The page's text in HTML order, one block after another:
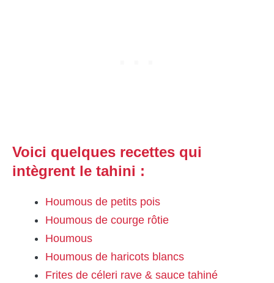
Voici quelques recettes qui
intègrent le tahini :
Houmous de petits pois
Houmous de courge rôtie
Houmous
Houmous de haricots blancs
Frites de céleri rave & sauce tahiné